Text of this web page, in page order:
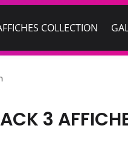
COLLECTION
3